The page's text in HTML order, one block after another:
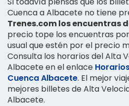
Cuenca a Albacete no tiene
Trenes.com los encuentras
precio tope los encuentras por
usual que estén por el precio
Consulta los horarios del Alta
Albacete en el enlace
Cuenca Albacete. El mejor
mejores billetes de Alta
Albacete.